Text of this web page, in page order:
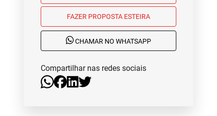
FAZER PROPOSTA ESTEIRA
CHAMAR NO WHATSAPP
Compartilhar nas redes sociais